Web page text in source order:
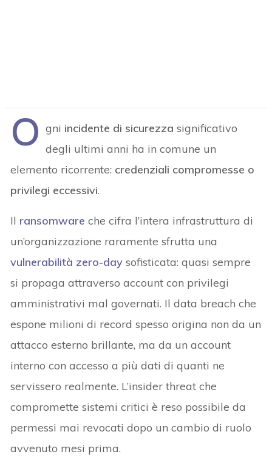
O gni incidente di sicurezza significativo
degli ultimi anni ha in comune un
elemento ricorrente: credenziali compromesse o
privilegi eccessivi.
Il ransomware che cifra l’intera infrastruttura di
un’organizzazione raramente sfrutta una
vulnerabilità zero-day sofisticata: quasi sempre
si propaga attraverso account con privilegi
amministrativi mal governati. Il data breach che
espone milioni di record spesso origina non da un
attacco esterno brillante, ma da un account
interno con accesso a più dati di quanti ne
servissero realmente. L’insider threat che
compromette sistemi critici è reso possibile da
permessi mai revocati dopo un cambio di ruolo
avvenuto mesi prima.